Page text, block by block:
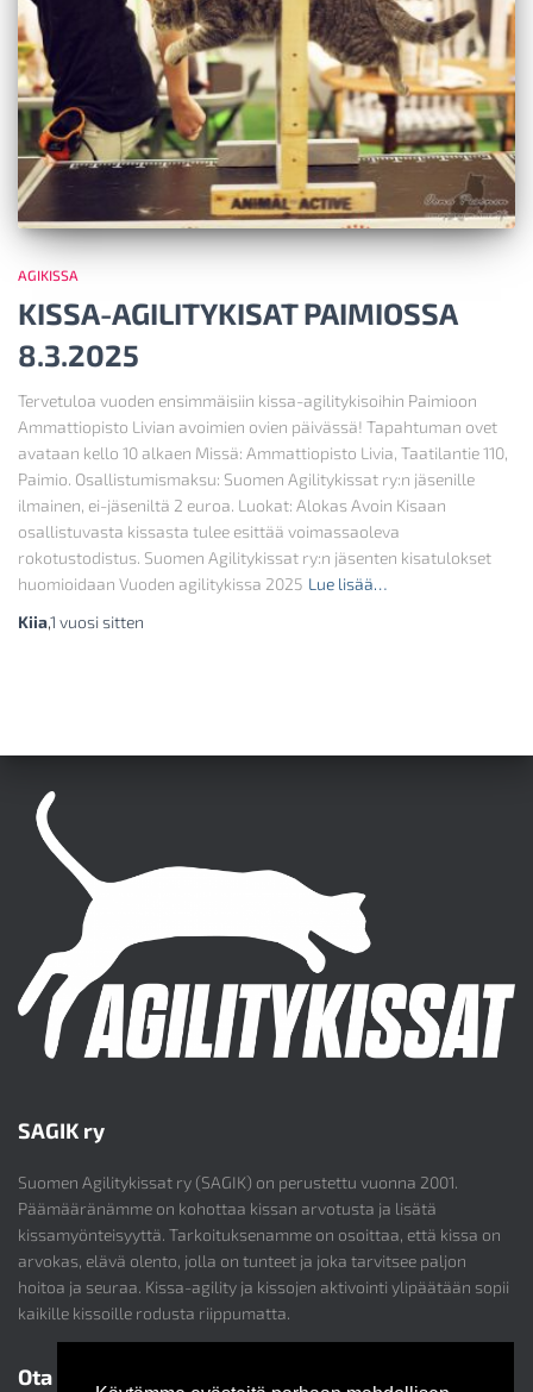
AGIKISSA
KISSA-AGILITYKISAT PAIMIOSSA
8.3.2025
Tervetuloa vuoden ensimmäisiin kissa-agilitykisoihin Paimioon
Ammattiopisto Livian avoimien ovien päivässä! Tapahtuman ovet
avataan kello 10 alkaen Missä: Ammattiopisto Livia, Taatilantie 110,
Paimio. Osallistumismaksu: Suomen Agilitykissat ry:n jäsenille
ilmainen, ei-jäseniltä 2 euroa. Luokat: Alokas Avoin Kisaan
osallistuvasta kissasta tulee esittää voimassaoleva
rokotustodistus. Suomen Agilitykissat ry:n jäsenten kisatulokset
huomioidaan Vuoden agilitykissa 2025 Lue lisää…
Kiia,1 vuosi sitten
SAGIK ry
Suomen Agilitykissat ry (SAGIK) on perustettu vuonna 2001.
Päämääränämme on kohottaa kissan arvotusta ja lisätä
kissamyönteisyyttä. Tarkoituksenamme on osoittaa, että kissa on
arvokas, elävä olento, jolla on tunteet ja joka tarvitsee paljon
hoitoa ja seuraa. Kissa-agility ja kissojen aktivointi ylipäätään sopii
kaikille kissoille rodusta riippumatta.
Ota yhteyttä